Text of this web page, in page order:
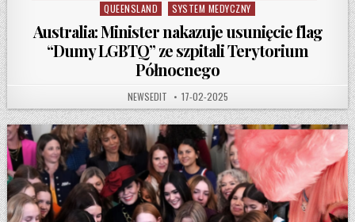
QUEENSLAND
SYSTEM MEDYCZNY
Australia: Minister nakazuje usunięcie flag
“Dumy LGBTQ” ze szpitali Terytorium
Północnego
AUTHOR:
NEWSEDIT PUBLISHED DATE:
17-02-2025